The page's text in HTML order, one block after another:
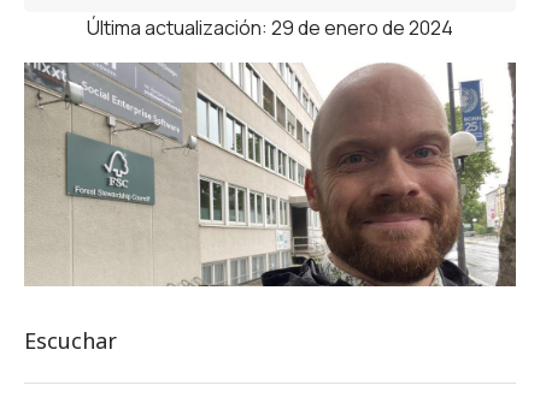
Última actualización: 29 de enero de 2024
Escuchar